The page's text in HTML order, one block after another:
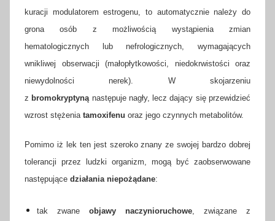
kuracji modulatorem estrogenu, to automatycznie należy do
grona osób z możliwością wystąpienia zmian
hematologicznych lub nefrologicznych, wymagających
wnikliwej obserwacji (małopłytkowości, niedokrwistości oraz
niewydolności nerek). W skojarzeniu
z bromokryptyną następuje nagły, lecz dający się przewidzieć
wzrost stężenia tamoxifenu oraz jego czynnych metabolitów.
Pomimo iż lek ten jest szeroko znany ze swojej bardzo dobrej
tolerancji przez ludzki organizm, mogą być zaobserwowane
następujące działania niepożądane:
tak zwane objawy naczynioruchowe , związane z